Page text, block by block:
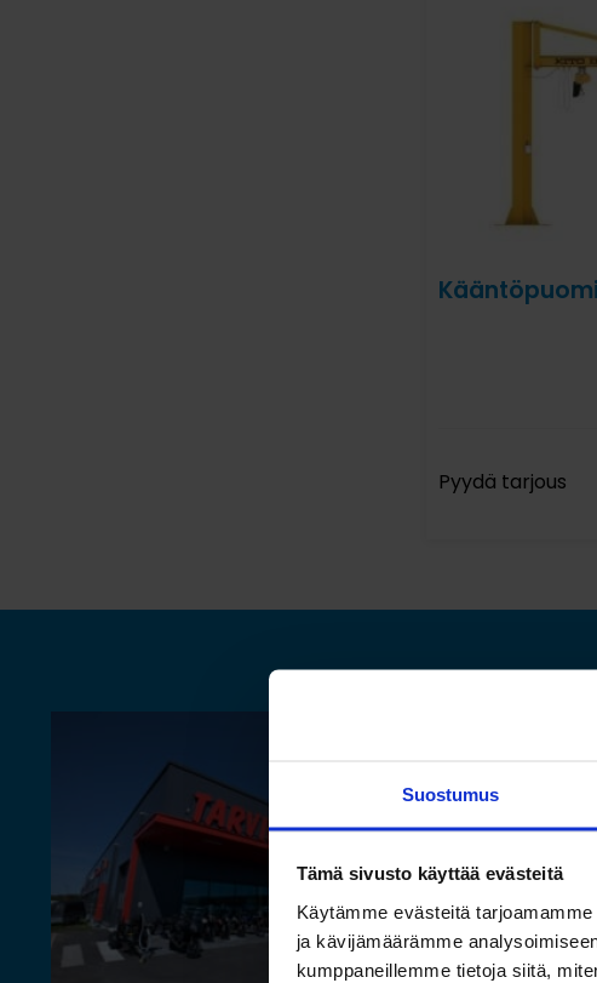
Suostumus
Tämä sivusto käyttää evästeitä
Käytämme evästeitä
ja kävijämäärämme
kumppaneillemme tietoja siitä,
Pyydä tarjous